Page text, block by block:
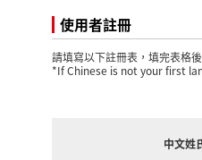
使用者註冊
請填寫以下註冊表，填完表格
*If Chinese is not your first
中文姓